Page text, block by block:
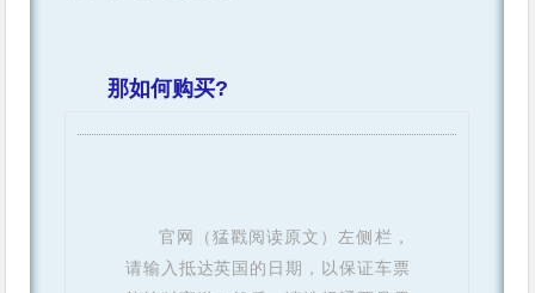
那如何购买?
官网（猛戳阅读原文）左侧栏，
请输入抵达英国的日期，以保证车票